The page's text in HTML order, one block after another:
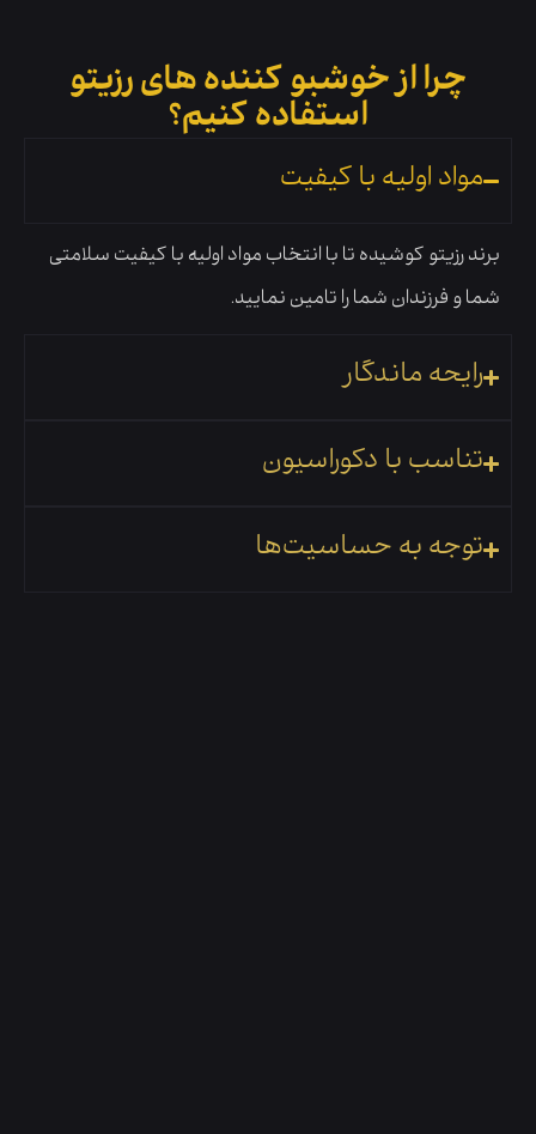
چرا از خوشبو کننده های رزیتو
استفاده کنیم؟
مواد اولیه با کیفیت
برند رزیتو کوشیده تا با انتخاب مواد اولیه با کیفیت سلامتی
شما و فرزندان شما را تامین نمایید.
رایحه ماندگار
تناسب با دکوراسیون
توجه به حساسیت‌ها